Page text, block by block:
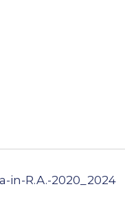
in-R.A.-2020_2024